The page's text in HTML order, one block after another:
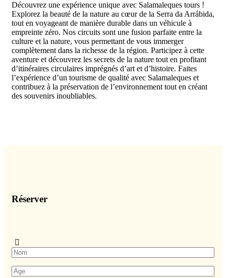
Découvrez une expérience unique avec Salamaleques tours !
Explorez la beauté de la nature au cœur de la Serra da Arrábida,
tout en voyageant de manière durable dans un véhicule à
empreinte zéro. Nos circuits sont une fusion parfaite entre la
culture et la nature, vous permettant de vous immerger
complètement dans la richesse de la région. Participez à cette
aventure et découvrez les secrets de la nature tout en profitant
d’itinéraires circulaires imprégnés d’art et d’histoire. Faites
l’expérience d’un tourisme de qualité avec Salamaleques et
contribuez à la préservation de l’environnement tout en créant
des souvenirs inoubliables.
Réserver